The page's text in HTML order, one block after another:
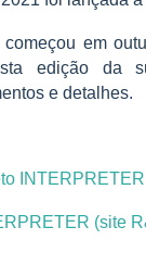
começou em
edição da
e detalhes.
INTERPRETER
(site